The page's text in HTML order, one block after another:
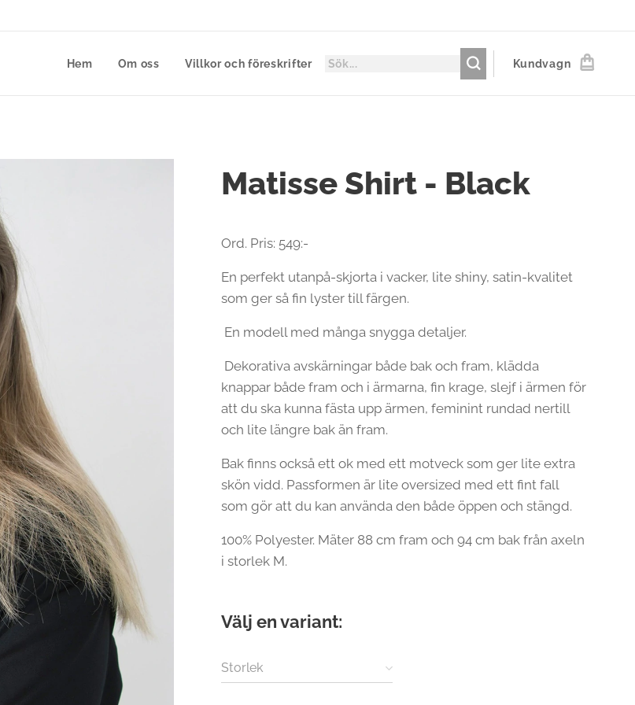
Hem Om oss Villkor och föreskrifter Kundvagn
Matisse Shirt - Black
Ord. Pris: 549:-
En perfekt utanpå-skjorta i vacker, lite shiny, satin-kvalitet
som ger så fin lyster till färgen.
En modell med många snygga detaljer.
Dekorativa avskärningar både bak och fram, klädda
knappar både fram och i ärmarna, fin krage, slejf i ärmen för
att du ska kunna fästa upp ärmen, feminint rundad nertill
och lite längre bak än fram.
Bak finns också ett ok med ett motveck som ger lite extra
skön vidd. Passformen är lite oversized med ett fint fall
som gör att du kan använda den både öppen och stängd.
100% Polyester. Mäter 88 cm fram och 94 cm bak från axeln
i storlek M.
Välj en variant:
Storlek